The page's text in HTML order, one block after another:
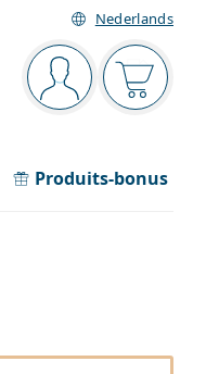
Nederlands
Barre de navigation
Vous êtesVotre
Produits-bonus